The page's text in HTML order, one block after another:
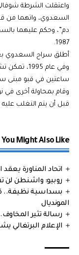
واعتقلت الشرطة
السعدوي، واتهما من
دم”، وحكم عليهما
1987.
أطلق سراح السعدوي بعد 22 عاما وغادر إلى
وفي عام
ساعتين في قبو مبنى
قبل أن يتم التغلب عليه
You Might Also Like
اتحاد المناورة يعقد
روبيو: واشنطن لن
بسداسية نظيفة..
المونديال
رسالة تثير
الإعلام البرتغالي